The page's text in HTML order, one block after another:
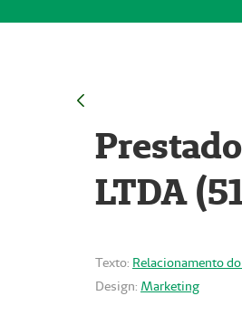
LTDA
Texto: Relacionamento
Design: Marketing